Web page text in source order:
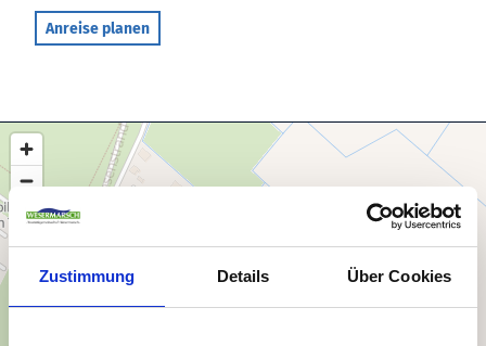
Zustimmung Details Über Cookies
Anreise planen